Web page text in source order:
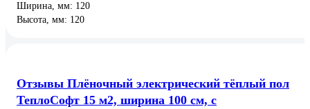
Ширина, мм: 120
Высота, мм: 120
Отзывы Плёночный электрический тёплый пол
ТеплоСофт 15 м2, ширина 100 см, с